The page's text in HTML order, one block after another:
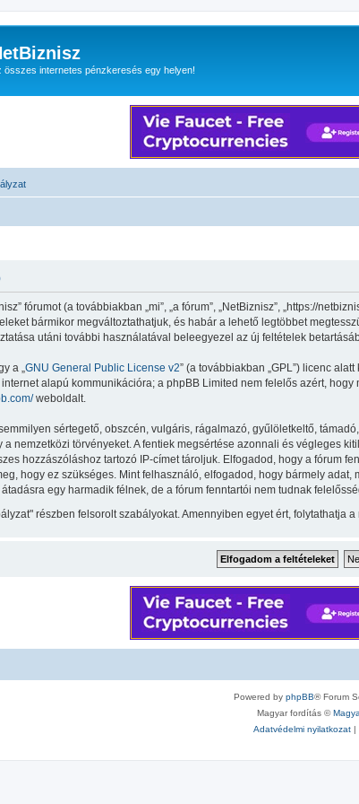
összes internetes pénzkeresés egy helyen!
fórumot (a továbbiakban „mi”, „a fórum”, „NetBiznisz”, „https://
bármikor megváltoztathatjuk, és habár a lehető legtöbbet
utáni további használatával beleegyezel az új feltételek
a „GNU General Public License v2” (a továbbiakban „GPL”) licenc
alapú kommunikációra; a phpBB Limited nem felelős azért,
weboldalt.
sértegető, obszcén, vulgáris, rágalmazó, gyűlöletkeltő,
nemzetközi törvényeket. A fentiek megsértése azonnali és végleges
hozzászóláshoz tartozó IP-címet tároljuk. Elfogadod, hogy a fórum
hogy ez szükséges. Mint felhasználó, elfogadod, hogy bármely
egy harmadik félnek, de a fórum fenntartói nem tudnak
részben felsorolt szabályokat. Amennyiben egyet ért, folytathatja a
Powered by phpBB® Forum
Magyar fordítás ©
Adatvédelmi nyilatkozat|